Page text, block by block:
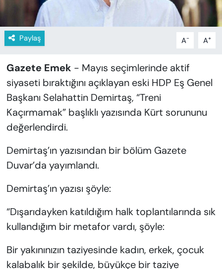
Paylaş A- A+
Gazete Emek - Mayıs seçimlerinde aktif
siyaseti bıraktığını açıklayan eski HDP Eş Genel
Başkanı Selahattin Demirtaş, “Treni
Kaçırmamak” başlıklı yazısında Kürt sorununu
değerlendirdi.
Demirtaş’ın yazısından bir bölüm Gazete
Duvar’da yayımlandı.
Demirtaş’ın yazısı şöyle:
“Dışarıdayken katıldığım halk toplantılarında sık
kullandığım bir metafor vardı, şöyle:
Bir yakınınızın taziyesinde kadın, erkek, çocuk
kalabalık bir şekilde, büyükçe bir taziye
ÖZEL HABER
YAZAR KÖŞESİ
SİYASET
VAN VE DİYARBAKIR HABERLERİ